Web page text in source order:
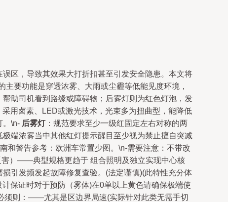
区，导致其效果大打折扣甚至引发安全隐患。本文将
要功能是穿透浓雾、大雨或尘霾等低能见度环境，
助司机看到路缘或障碍物；后雾灯则为红色灯泡，发
采用卤素、LED或激光技术，光束多为扭曲型，能降低
。\n- 后雾灯：规范要求至少一级红固定左右对称的两
端浓雾当中其他红灯提示醒目至少视为禁止擅自突减
和警告参考：欧洲车常置少图。\n-需要注意：不带改
害）——典型规格更趋于 组合照明及独立实现中心核
引发频发起故障修复查验。(法定谨慎)(此特性充分体
保证时对于预防（雾体)在0单以上黄色请确保极端使
须则：——尤其是区边界局速(实际针对此类无需手切